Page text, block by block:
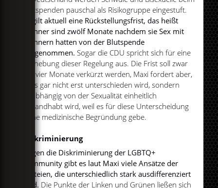
Blutspenden pauschal als Risikogruppe eingestuft.
Es gilt aktuell eine Rückstellungsfrist, das heißt
Männer sind zwölf Monate nachdem sie Sex mit
Männern hatten von der Blutspende
ausgenommen. Sogar die CDU spricht sich für eine
Aufhebung dieser Regelung aus. Die Frist soll zwar
auf vier Monate verkürzt werden, Maxi fordert aber,
dass gar nicht erst unterschieden wird, sondern
unabhängig von der Sexualität einheitlich
gehandhabt wird, weil es für diese Unterscheidung
keine medizinische Begründung gebe.
Diskriminierung
Gegen die Diskriminierung der LGBTQ+
Community gibt es laut Maxi viele Ansätze der
Parteien, die unterschiedlich stark ausdifferenziert
sind. Die Punkte der Linken und Grünen ließen sich